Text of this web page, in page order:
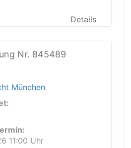
Details
Nr. 845489
München
11:00 Uhr